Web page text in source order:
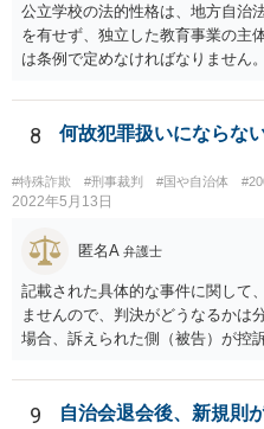
公立学校の法的性格は、地方自治
を有せず、独立した教育事業の主
は条例で定めなければなりません
利義務の主体となる法人格を有し
ちなみに、公立学校は教育行政
であり、校舎・校地等は地方自
8 何故犯罪扱いにならな
#特殊詐欺 #刑事裁判 #国や自治体
2022年5月13日
匿名A 弁護士
記載された具体的な事件に関して
ませんので、判決がどうなるかは
場合、訴えられた側（被告）が控
はできます。 実際に被告に資産
れたとしても、回収はできません
9
自治会退会後、新規則